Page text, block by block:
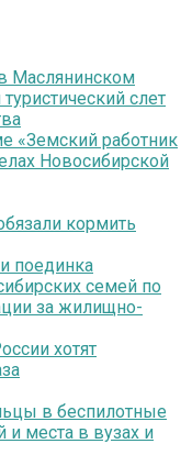
Маслянинском
слет
«Земский работник
Новосибирской
кормить
поединка
семей по
за жилищно-
хотят
в беспилотные
и места в вузах и